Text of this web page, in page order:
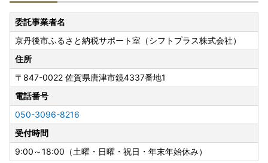
委託事業者名
京丹後市ふるさと納税サポート室（シフトプラス株式会社）
住所
〒847-0022 佐賀県唐津市鏡4337番地1
電話番号
050-3096-8216
受付時間
9:00～18:00（土曜・日曜・祝日・年末年始休み）